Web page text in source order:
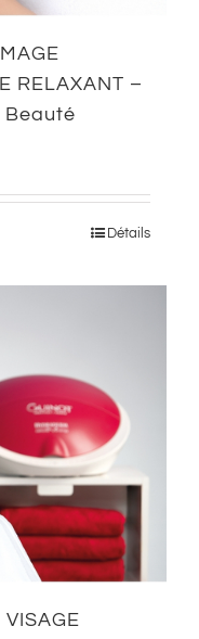
RELAXANT –
Beauté
Détails
VISAGE